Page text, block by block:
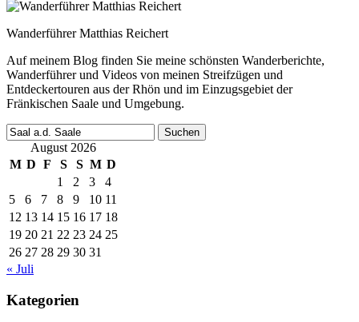
Wanderführer Matthias Reichert
Auf meinem Blog finden Sie meine schönsten Wanderberichte,
Wanderführer und Videos von meinen Streifzügen und
Entdeckertouren aus der Rhön und im Einzugsgebiet der
Fränkischen Saale und Umgebung.
Suchen
nach:August 2026
M D F S S M D
1
2 3
4
5
6 7 8 9 10 11
12 13 14 15 16 17 18
19 20 21 22 23 24 25
26 27 28 29 30 31
« Juli
Kategorien